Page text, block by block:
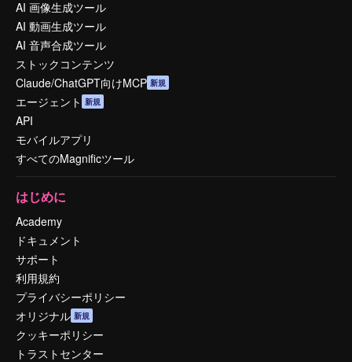
AI 画像生成ツール
AI 動画生成ツール
AI 音声合成ツール
ストックコンテンツ
Claude/ChatGPT向けMCP 新規
エージェント 新規
API
モバイルアプリ
すべてのMagnificツール
はじめに
Academy
ドキュメント
サポート
利用規約
プライバシーポリシー
オリジナル 新規
クッキーポリシー
トラストセンター